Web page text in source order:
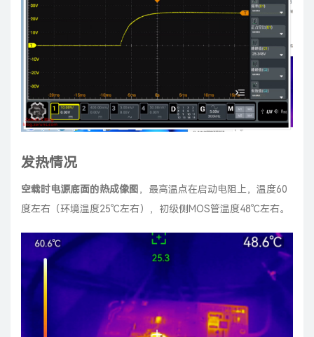
发热情况
空载时电源底面的热成像图 ，最高温点在启动电阻上，温度60
度左右（环境温度25℃左右），初级侧MOS管温度48℃左右。